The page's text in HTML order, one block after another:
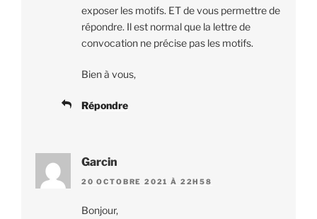
exposer les motifs. ET de vous permettre de
répondre. Il est normal que la lettre de
convocation ne précise pas les motifs.
Bien à vous,
Répondre
Garcin
20 OCTOBRE 2021 À 22H58
Bonjour,